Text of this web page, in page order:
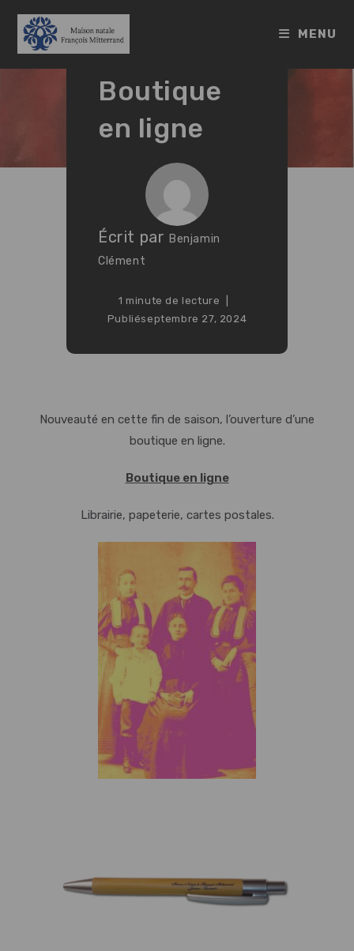
content
MENU
Boutique
en ligne
Écrit par Benjamin
Clément
1 minute de lecture
Publiéseptembre 27, 2024
Nouveauté en cette fin de saison, l’ouverture d’une
boutique en ligne.
Boutique en ligne
Librairie, papeterie, cartes postales.